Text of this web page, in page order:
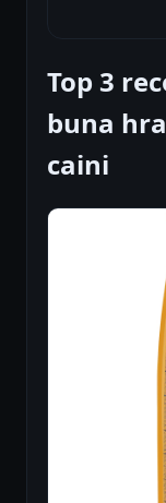
Top 3
buna
caini